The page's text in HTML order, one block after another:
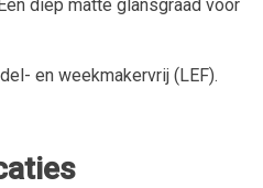
diep matte glansgraad voor
en weekmakervrij (LEF).